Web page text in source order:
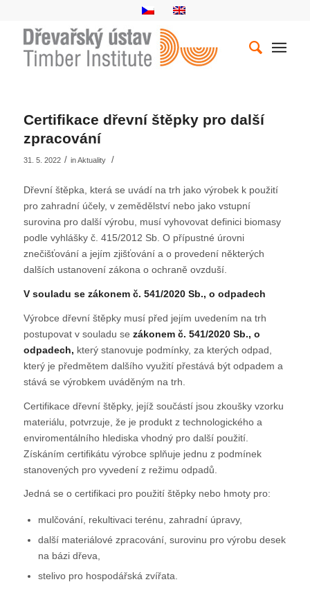
Certifikace dřevní štěpky pro další
zpracování
31. 5. 2022 / inAktuality /
Dřevní štěpka, která se uvádí na trh jako výrobek k použití
pro zahradní účely, v zemědělství nebo jako vstupní
surovina pro další výrobu, musí vyhovovat definici biomasy
podle vyhlášky č. 415/2012 Sb. O přípustné úrovni
znečišťování a jejím zjišťování a o provedení některých
dalších ustanovení zákona o ochraně ovzduší.
V souladu se zákonem č. 541/2020 Sb., o odpadech
Výrobce dřevní štěpky musí před jejím uvedením na trh
postupovat v souladu se zákonem č. 541/2020 Sb., o
odpadech, který stanovuje podmínky, za kterých odpad,
který je předmětem dalšího využití přestává být odpadem a
stává se výrobkem uváděným na trh.
Certifikace dřevní štěpky, jejíž součástí jsou zkoušky vzorku
materiálu, potvrzuje, že je produkt z technologického a
enviromentálního hlediska vhodný pro další použití.
Získáním certifikátu výrobce splňuje jednu z podmínek
stanovených pro vyvedení z režimu odpadů.
Jedná se o certifikaci pro použití štěpky nebo hmoty pro:
mulčování, rekultivaci terénu, zahradní úpravy,
další materiálové zpracování, surovinu pro výrobu desek
na bázi dřeva,
stelivo pro hospodářská zvířata.